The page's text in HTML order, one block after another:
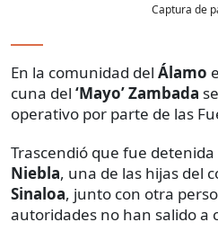
Captura de
En la comunidad del Álamo
cuna del ‘Mayo’ Zambada
operativo por parte de las
Trascendió que fue detenida
Niebla, una de las hijas del
Sinaloa, junto con otra
autoridades no han salido a